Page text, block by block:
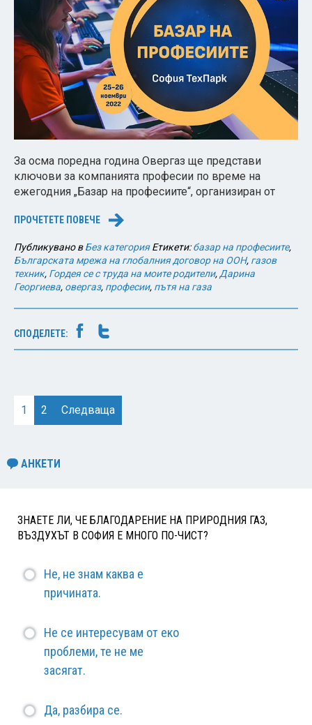
За осма поредна година Овергаз ще представи
ключови за компанията професии по време на
ежегодния „Базар на професиите“, организиран от
ПРОЧЕТЕТЕ ПОВЕЧЕ →
Публикувано вБез категория Етикети:базар на професиите,
Българската мрежа на глобалния договор на ООН, газов
техник, Гордея се с труда на моите родители, Дарина
Георгиева, овергаз, професии, пътя на газа
СПОДЕЛЕТЕ:
1 2 Следваща
АНКЕТИ
ЗНАЕТЕ ЛИ, ЧЕ БЛАГОДАРЕНИЕ НА ПРИРОДНИЯ ГАЗ,
ВЪЗДУХЪТ В СОФИЯ Е МНОГО ПО-ЧИСТ?
Не, не знам каква е
причината.
Не се интересувам от еко
проблеми, те не ме
засягат.
Да, разбира се.